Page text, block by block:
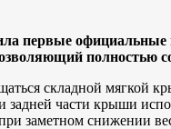
первые официальные
полностью
складной мягкой
задней части крыши
заметном снижении